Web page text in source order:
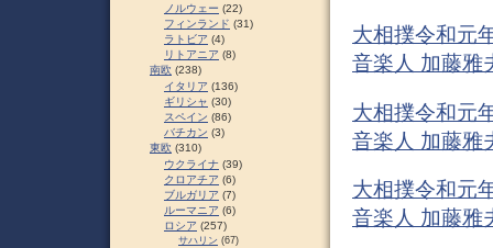
大相撲令和元
音楽人 加藤雅
大相撲令和元
音楽人 加藤雅
大相撲令和元
音楽人 加藤雅
ノルウェー (22)
フィンランド (31)
ラトビア (4)
リトアニア (8)
南欧 (238)
イタリア (136)
ギリシャ (30)
スペイン (86)
バチカン (3)
東欧 (310)
ウクライナ (39)
クロアチア (6)
ブルガリア (7)
ルーマニア (6)
ロシア (257)
サハリン (67)